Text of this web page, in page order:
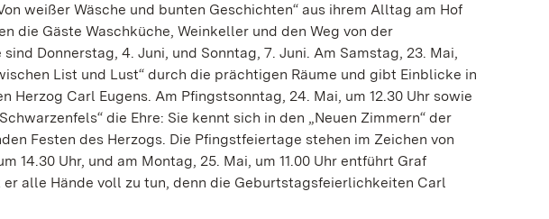
weißer Wäsche und bunten Geschichten“ aus ihrem Alltag am Hof
die Gäste Waschküche, Weinkeller und den Weg von der
Donnerstag, 4. Juni, und Sonntag, 7. Juni. Am Samstag, 23. Mai,
List und Lust“ durch die prächtigen Räume und gibt Einblicke in
Herzog Carl Eugens. Am Pfingstsonntag, 24. Mai, um 12.30 Uhr sowie
die Ehre: Sie kennt sich in den „Neuen Zimmern“ der
Festen des Herzogs. Die Pfingstfeiertage stehen im Zeichen von
14.30 Uhr, und am Montag, 25. Mai, um 11.00 Uhr entführt Graf
alle Hände voll zu tun, denn die Geburtstagsfeierlichkeiten Carl